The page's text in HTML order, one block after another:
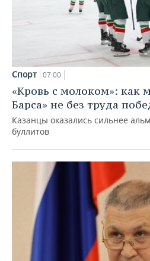
Спорт 07:00
«Кровь с молоком»: как
Барса» не без труда
Казанцы оказались сильнее
буллитов